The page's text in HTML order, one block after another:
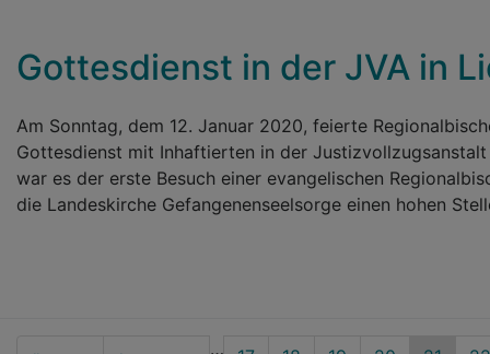
Gottesdienst in der JVA in
Am Sonntag, dem 12. Januar 2020, feierte
Gottesdienst mit Inhaftierten in der
war es der erste Besuch einer evangelischen
die Landeskirche Gefangenenseelsorge einen hohen
…